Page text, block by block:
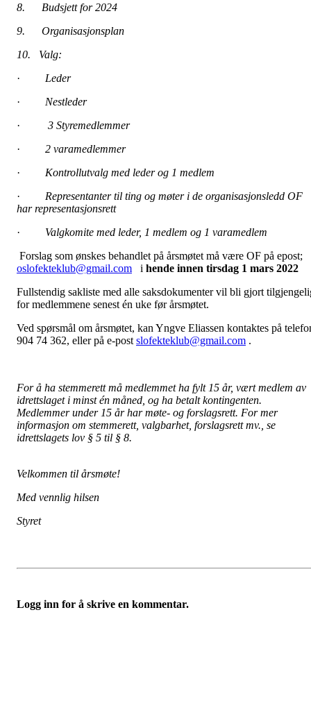
8. Budsjett for 2024
9. Organisasjonsplan
10. Valg:
· Leder
· Nestleder
·
3 Styremedlemmer
· 2 varamedlemmer
· Kontrollutvalg med leder og 1 medlem
· Representanter til ting og møter i de organisasjonsledd OF
har representasjonsrett
· Valgkomite med leder, 1 medlem og 1 varamedlem
Forslag som ønskes behandlet på årsmøtet må være OF på epost;
oslofekteklub@gmail.com i hende innen tirsdag 1 mars 2022
Fullstendig sakliste med alle saksdokumenter vil bli gjort
for medlemmene senest én uke før årsmøtet.
Ved spørsmål om årsmøtet, kan Yngve Eliassen kontaktes på
904 74 362, eller på e-post slofekteklub@gmail.com .
For å ha stemmerett må medlemmet ha fylt 15 år, vært medlem av
idrettslaget i minst én måned, og ha betalt kontingenten.
Medlemmer under 15 år har møte- og forslagsrett. For mer
informasjon om stemmerett, valgbarhet, forslagsrett mv., se
idrettslagets lov § 5 til § 8.
Velkommen til årsmøte!
Med vennlig hilsen
Styret
Logg inn for å skrive en kommentar.